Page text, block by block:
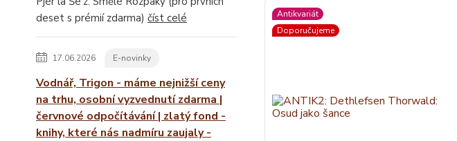
deset s prémií zdarma) číst celé
17.06.2026 E-novinky
Vodnář, Trigon - máme nejnižší ceny
na trhu, osobní vyzvednutí zdarma |
červnové odpočítávání | zlatý fond -
knihy, které nás nadmíru zaujaly -
Antikvariát
Doporučujeme